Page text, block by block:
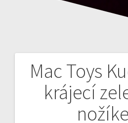
Mac Toys
krájecí
Nawigacja
wpisu